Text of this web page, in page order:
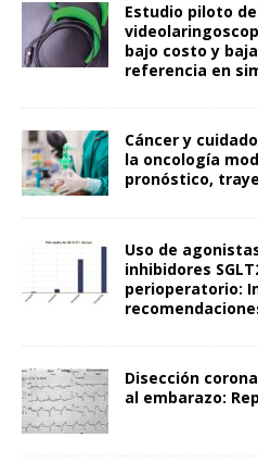
Estudio piloto
bajo costo y
referencia en
Cáncer y
la oncología
pronóstico,
Uso de
inhibidores
perioperatorio:
Disección
al embarazo: